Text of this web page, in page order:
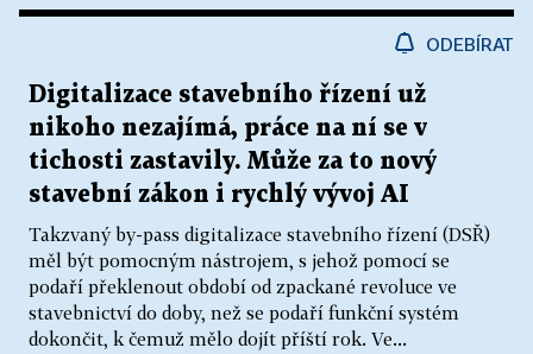
ODEBÍRAT
Digitalizace stavebního řízení už
nikoho nezajímá, práce na ní se v
tichosti zastavily. Může za to nový
stavební zákon i rychlý vývoj AI
Takzvaný by-pass digitalizace stavebního řízení (DSŘ)
měl být pomocným nástrojem, s jehož pomocí se
podaří překlenout období od zpackané revoluce ve
stavebnictví do doby, než se podaří funkční systém
dokončit, k čemuž mělo dojít příští rok. Ve...